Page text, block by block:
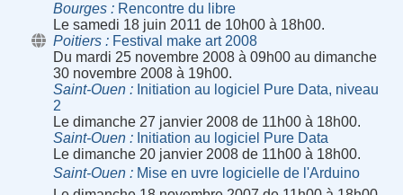
Bourges
Rencontre du libre
Le samedi 18 juin 2011 de 10h00 à 18h00.
Poitiers
Festival make art 2008
Du mardi 25 novembre 2008 à 09h00 au dimanche
30 novembre 2008 à 19h00.
Saint-Ouen
Initiation au logiciel Pure Data, niveau
2
Le dimanche 27 janvier 2008 de 11h00 à 18h00.
Saint-Ouen
Initiation au logiciel Pure Data
Le dimanche 20 janvier 2008 de 11h00 à 18h00.
Saint-Ouen
Mise en uvre logicielle de l'Arduino